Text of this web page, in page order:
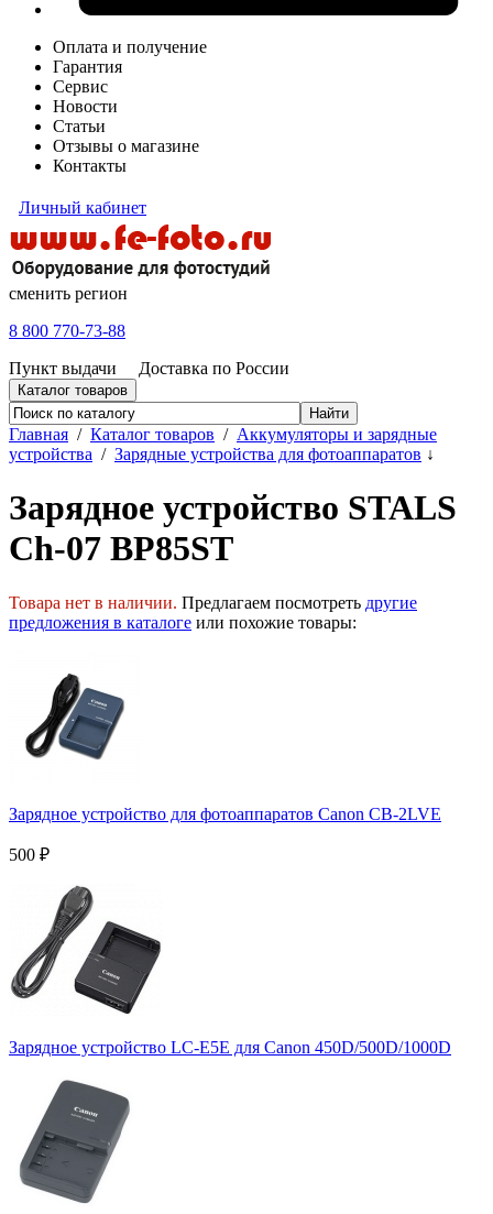
Оплата и получение
Гарантия
Сервис
Новости
Статьи
Отзывы о магазине
Контакты
Личный кабинет
сменить регион
8 800 770-73-88
Пункт выдачи
Доставка по России
Каталог товаров
Главная / Каталог товаров / Аккумуляторы и зарядные
устройства / Зарядные устройства для фотоаппаратов ↓
Зарядное устройство STALS
Ch-07 BP85ST
Товара нет в наличии. Предлагаем посмотреть другие
предложения в каталоге или похожие товары:
Зарядное устройство для фотоаппаратов Canon CB-2LVE
500 ₽
Зарядное устройство LC-E5E для Canon 450D/500D/1000D